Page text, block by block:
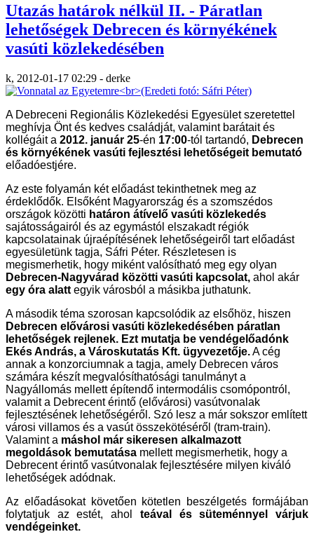
Utazás határok nélkül II. - Páratlan
lehetőségek Debrecen és környékének
vasúti közlekedésében
k, 2012-01-17 02:29 - derke
A Debreceni Regionális Közlekedési Egyesület szeretettel
meghívja Önt és kedves családját, valamint barátait és
kollégáit a 2012. január 25-én 17:00-tól tartandó, Debrecen
és környékének vasúti fejlesztési lehetőségeit bemutató
előadóestjére.
Az este folyamán két előadást tekinthetnek meg az
érdeklődők. Elsőként Magyarország és a szomszédos
országok közötti határon átívelő vasúti közlekedés
sajátosságairól és az egymástól elszakadt régiók
kapcsolatainak újraépítésének lehetőségeiről tart előadást
egyesületünk tagja, Sáfri Péter. Részletesen is
Debrecen-Nagyvárad közötti vasúti kapcsolat,
egy óra alatt egyik városból a másikba juthatunk.
Debrecen elővárosi vasúti közlekedésében páratlan
lehetőségek rejlenek. Ezt mutatja be vendégelőadónk
Ekés András, a Városkutatás Kft. ügyvezetője. A cég
annak a konzorciumnak a tagja, amely Debrecen város
számára készít megvalósíthatósági tanulmányt a
Nagyállomás mellett építendő intermodális csomópontról,
valamit a Debrecent érintő (elővárosi) vasútvonalak
fejlesztésének lehetőségéről. Szó lesz a már sokszor említett
városi villamos és a vasút összekötéséről (tram-train).
Valamint a máshol már sikeresen alkalmazott
megoldások bemutatása mellett megismerhetik, hogy a
Debrecent érintő vasútvonalak fejlesztésére milyen kiváló
lehetőségek adódnak.
Az előadásokat követően kötetlen beszélgetés formájában
folytatjuk az estét, ahol teával és süteménnyel várjuk
vendégeinket.